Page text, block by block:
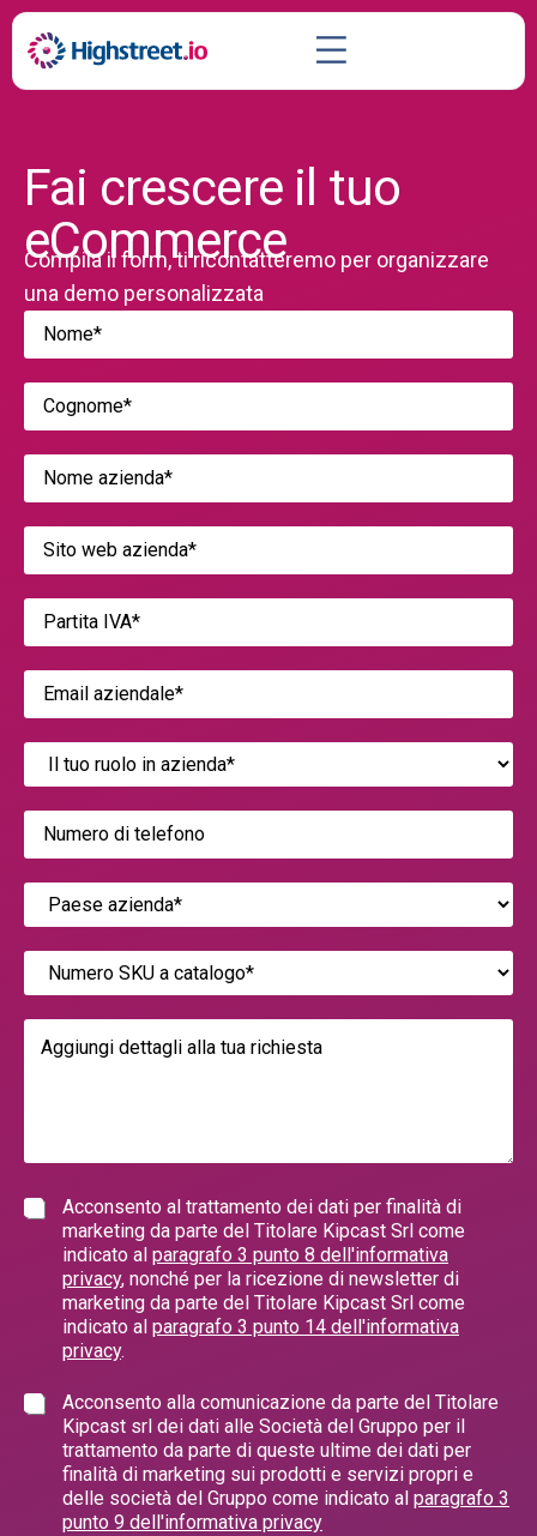
Fai crescere il tuo
eCommerce
Compila il form, ti ricontatteremo per organizzare
una demo personalizzata
Acconsento al trattamento dei dati per finalità di
marketing da parte del Titolare Kipcast Srl come
indicato al paragrafo 3 punto 8 dell'informativa
privacy, nonché per la ricezione di newsletter di
marketing da parte del Titolare Kipcast Srl come
indicato al paragrafo 3 punto 14 dell'informativa
privacy.
Acconsento alla comunicazione da parte del Titolare
Kipcast srl dei dati alle Società del Gruppo per il
trattamento da parte di queste ultime dei dati per
finalità di marketing sui prodotti e servizi propri e
delle società del Gruppo come indicato al paragrafo 3
punto 9 dell'informativa privacy